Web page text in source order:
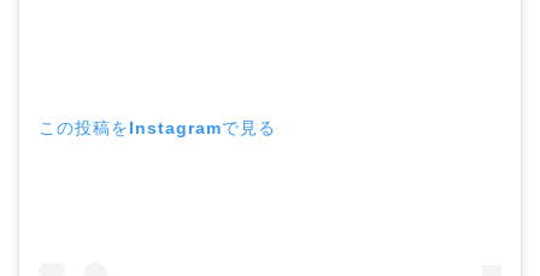
この投稿をInstagramで見る